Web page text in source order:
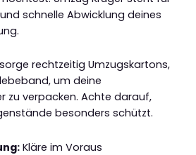
schnelle Abwicklung deines
rechtzeitig Umzugskartons,
um deine
zu verpacken. Achte darauf,
besonders schützt.
Kläre im Voraus